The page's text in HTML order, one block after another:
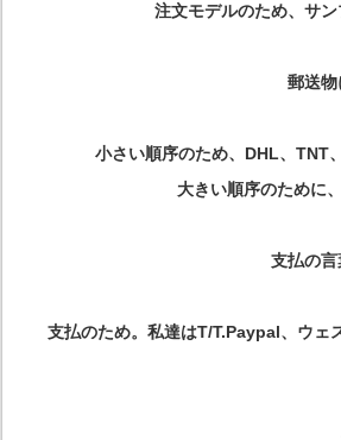
注文モデルのため、サ
郵送物
小さい順序のため、DHL、TNT
大きい順序のために
支払の言
支払のため。私達はT/T.Paypal、ウェ